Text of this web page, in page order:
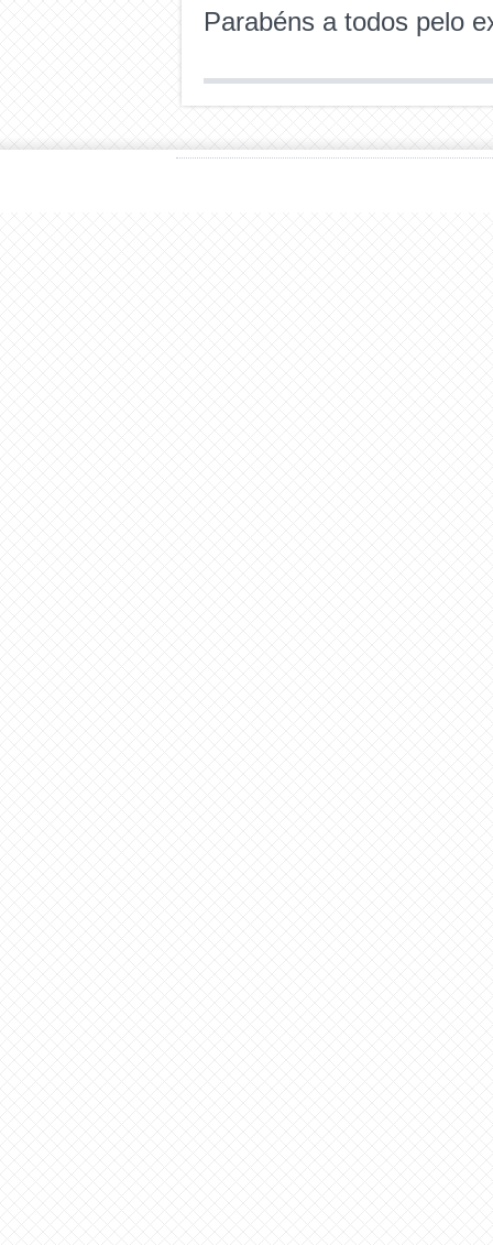
Parabéns a todos pelo